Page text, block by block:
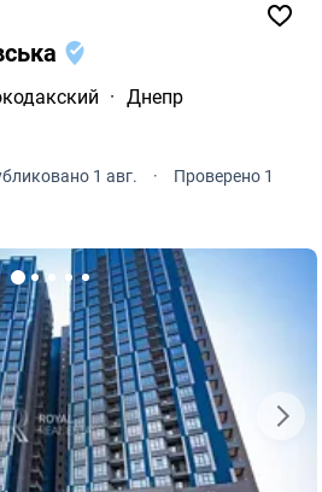
· Днепр
1 авг. ·
Проверено 1